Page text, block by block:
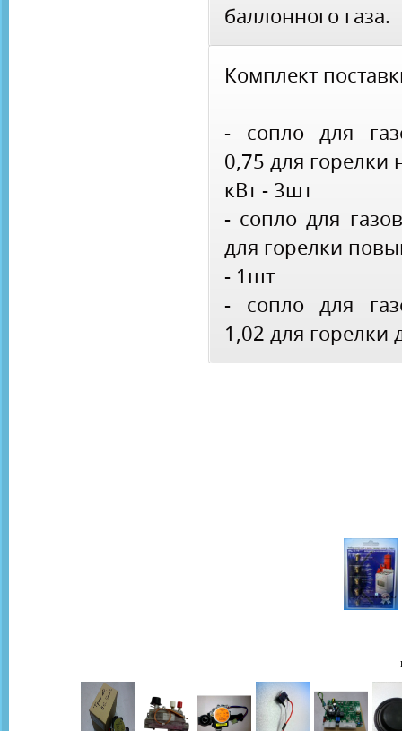
баллонного газа.
Комплект
- сопло для
0,75 для
кВт - 3шт
- сопло для
для горелки
- 1шт
- сопло для
1,02 для горелки